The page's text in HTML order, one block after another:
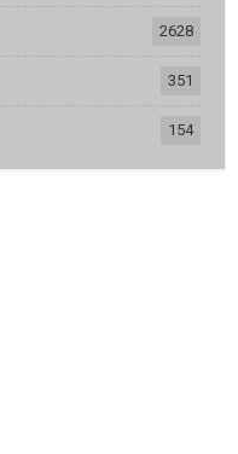
2628
351
154